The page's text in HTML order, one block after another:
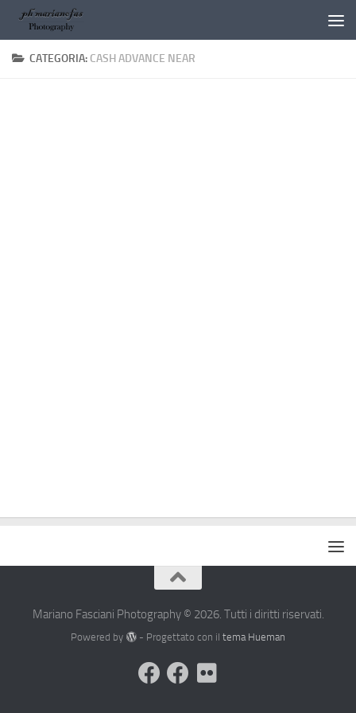
Salta al contenuto
CATEGORIA: CASH ADVANCE NEAR
Mariano Fasciani Photography © 2026. Tutti i diritti riservati.
Powered by - Progettato con il tema Hueman